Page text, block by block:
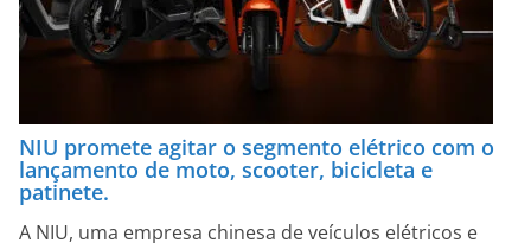
NIU promete agitar o segmento elétrico com o
lançamento de moto, scooter, bicicleta e
patinete.
A NIU, uma empresa chinesa de veículos elétricos e